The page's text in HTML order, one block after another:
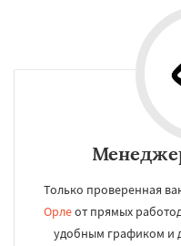
Только проверенная
Орлеот прямых
удобным графиком и